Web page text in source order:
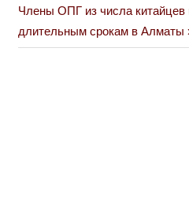
по
Post:
Next
Post:
Члены ОПГ из числа китайцев
длительным срокам в Алматы